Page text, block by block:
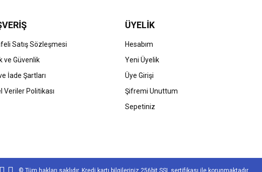
Gönder
Satış Sözleşmesi
ve Güvenlik
İade Şartları
Veriler Politikası
ÜYELİK
Hesabım
Yeni Üyelik
Üye Girişi
Şifremi Unuttum
Sepetiniz